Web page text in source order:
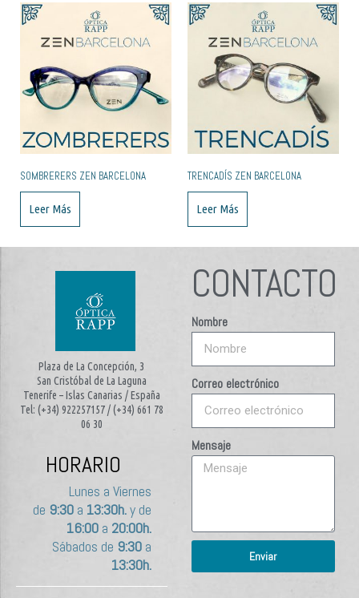
SOMBRERERS ZEN BARCELONA
Leer Más
TRENCADÍS ZEN BARCELONA
Leer Más
Plaza de La Concepción, 3
San Cristóbal de La Laguna
Tenerife – Islas Canarias / España
Tel: (+34) 922257157 / (+34) 661 78
06 30
HORARIO
Lunes a Viernes
de 9:30a 13:30h.y de
16:00a 20:00h.
Sábados de 9:30a
13:30h.
CONTACTO
Nombre
Correo electrónico
Mensaje
Enviar